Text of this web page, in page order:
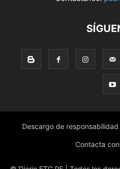
Descargo de responsabilidad
Contacta